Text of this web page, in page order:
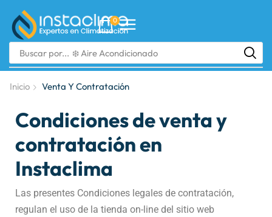
0
Buscar por... ❄️ Aire Acondicionado
Inicio Venta Y Contratación
Condiciones de venta y
contratación en
Instaclima
Las presentes Condiciones legales de contratación,
regulan el uso de la tienda on-line del sitio web